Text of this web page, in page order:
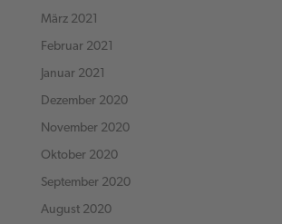
März 2021
Februar 2021
Januar 2021
Dezember 2020
November 2020
Oktober 2020
September 2020
August 2020